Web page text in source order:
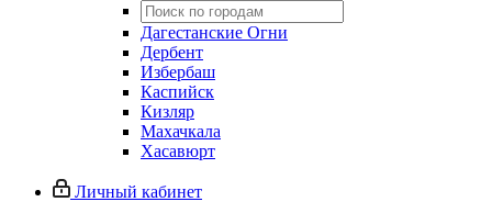
Дагестанские Огни
Дербент
Избербаш
Каспийск
Кизляр
Махачкала
Хасавюрт
Личный кабинет